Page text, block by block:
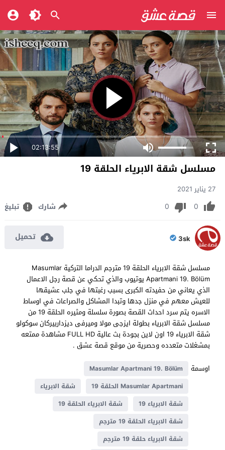
02:13:55
مسلسل شقة الابرياء الحلقة 19
27 يناير 2021
0
0 شارك تبليغ
3sk تحميل
مسلسل شقة الابرياء الحلقة 19 مترجم الدراما التركية Masumlar
Apartmani 19. Bölüm يوتيوب والذي تحكي عن قصة رجل الاعمال
الذي يعاني من حفيدته الكبرى بسبب رغبتها في جلب عشيقها
للعيش معهم في منزل جدها وتبدا المشاكل والصراعات في اوساط
الاسره يتم سرد احداث القصة بصورة سلسلة ومثيره الحلقة 19 من
مسلسل شقة الابرياء بطولة ايزجى مولا وميرفى ديزداربيركان سوكولو
شقة الابرياء 19 اون لاين بجودة بث عالية FULL HD مشاهدة ممتعه
بمشغلات متعدده وحصرية من موقع قصة عشق .
اوسمة
Masumlar Apartmani 19. Bölüm
Masumlar Apartmani الحلقة 19
شقة الابرياء
شقة الابرياء 19
شقة الابرياء الحلقة 19
شقة الابرياء الحلقة 19 مترجم
شقة الابرياء حلقة 19 مترجم